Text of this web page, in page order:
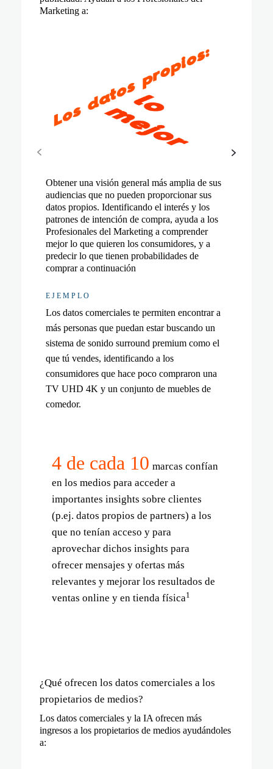
Marketing a:
Obtener una visión general más amplia de sus
audiencias que no pueden proporcionar sus
datos propios. Identificando el interés y los
patrones de intención de compra, ayuda a los
Profesionales del Marketing a comprender
mejor lo que quieren los consumidores, y a
predecir lo que tienen probabilidades de
comprar a continuación
EJEMPLO
Los datos comerciales te permiten encontrar a
más personas que puedan estar buscando un
sistema de sonido surround premium como el
que tú vendes, identificando a los
consumidores que hace poco compraron una
TV UHD 4K y un conjunto de muebles de
comedor.
Construir audiencias de personas que están
activamente en el mercado para ciertos
productos
EJEMPLO
En lugar de llegar a las personas que les gustan
los camiones Ford o a un segmento
los camiones, llega a las personas cuyas
señales de intención de compra muestran que
están enmodo comprade un camión Ford en
estos momentos.
Descubrir qué productos recomendar, qué
creatividad conseguirá el mayor engagement y
qué puja establecer en función de la relación
valor-coste de cada impresión
Muestra diferentes configuraciones de anuncio
y CPC.
Hacer crecer tu negocio y atraer a nuevos
consumidores a tu marca y a tus productos
EJEMPLO
Construye audiencias Lookalike a partir de una
base de datos comerciales más grande e
identifica categorías contextuales y dominios
Mide los resultados y optimiza las campañas en
tiempo real
4 de cada 10 marcas confían
en los medios para acceder a
importantes insights sobre clientes
(p.ej. datos propios de partners) a los
que no tenían acceso y para
aprovechar dichos insights para
ofrecer mensajes y ofertas más
relevantes y mejorar los resultados de
ventas online y en tienda física1
¿Qué ofrecen los datos comerciales a los
propietarios de medios?
Los datos comerciales y la IA ofrecen más
ingresos a los propietarios de medios ayudándoles
a: